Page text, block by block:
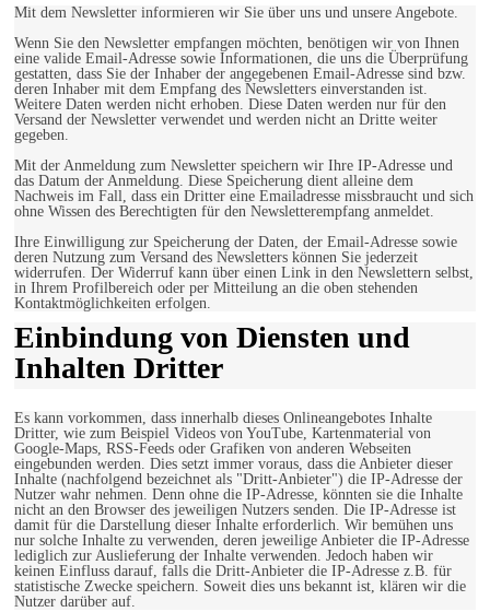
Mit dem Newsletter informieren wir Sie über uns und unsere Angebote.
Wenn Sie den Newsletter empfangen möchten, benötigen wir von Ihnen
eine valide Email-Adresse sowie Informationen, die uns die Überprüfung
gestatten, dass Sie der Inhaber der angegebenen Email-Adresse sind bzw.
deren Inhaber mit dem Empfang des Newsletters einverstanden ist.
Weitere Daten werden nicht erhoben. Diese Daten werden nur für den
Versand der Newsletter verwendet und werden nicht an Dritte weiter
gegeben.
Mit der Anmeldung zum Newsletter speichern wir Ihre IP-Adresse und
das Datum der Anmeldung. Diese Speicherung dient alleine dem
Nachweis im Fall, dass ein Dritter eine Emailadresse missbraucht und sich
ohne Wissen des Berechtigten für den Newsletterempfang anmeldet.
Ihre Einwilligung zur Speicherung der Daten, der Email-Adresse sowie
deren Nutzung zum Versand des Newsletters können Sie jederzeit
widerrufen. Der Widerruf kann über einen Link in den Newslettern selbst,
in Ihrem Profilbereich oder per Mitteilung an die oben stehenden
Kontaktmöglichkeiten erfolgen.
Einbindung von Diensten und
Inhalten Dritter
Es kann vorkommen, dass innerhalb dieses Onlineangebotes Inhalte
Dritter, wie zum Beispiel Videos von YouTube, Kartenmaterial von
Google-Maps, RSS-Feeds oder Grafiken von anderen Webseiten
eingebunden werden. Dies setzt immer voraus, dass die Anbieter dieser
Inhalte (nachfolgend bezeichnet als "Dritt-Anbieter") die IP-Adresse der
Nutzer wahr nehmen. Denn ohne die IP-Adresse, könnten sie die Inhalte
nicht an den Browser des jeweiligen Nutzers senden. Die IP-Adresse ist
damit für die Darstellung dieser Inhalte erforderlich. Wir bemühen uns
nur solche Inhalte zu verwenden, deren jeweilige Anbieter die IP-Adresse
lediglich zur Auslieferung der Inhalte verwenden. Jedoch haben wir
keinen Einfluss darauf, falls die Dritt-Anbieter die IP-Adresse z.B. für
statistische Zwecke speichern. Soweit dies uns bekannt ist, klären wir die
Nutzer darüber auf.